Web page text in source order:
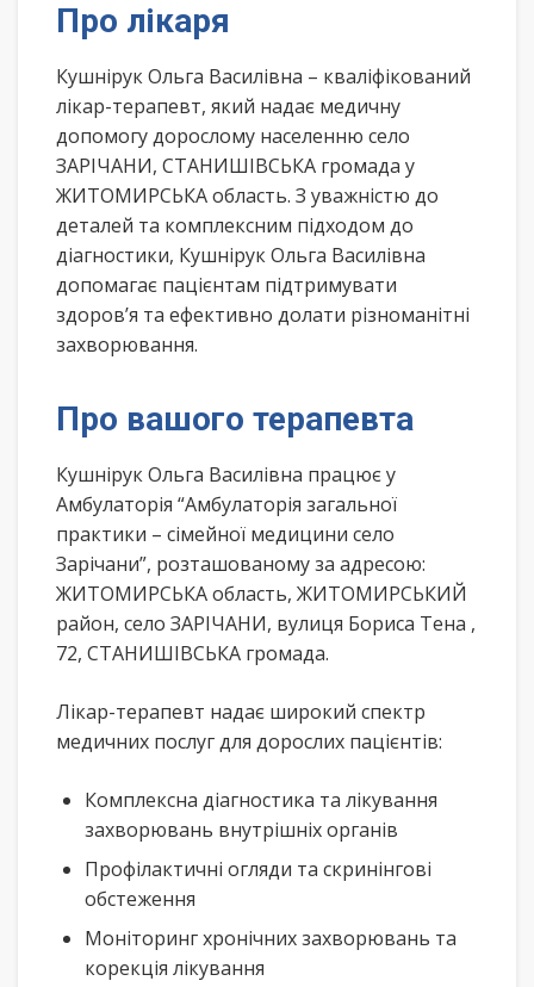
Про лікаря
Кушнірук Ольга Василівна – кваліфікований
лікар-терапевт, який надає медичну
допомогу дорослому населенню село
ЗАРІЧАНИ, СТАНИШІВСЬКА громада у
ЖИТОМИРСЬКА область. З уважністю до
деталей та комплексним підходом до
діагностики, Кушнірук Ольга Василівна
допомагає пацієнтам підтримувати
здоров’я та ефективно долати різноманітні
захворювання.
Про вашого терапевта
Кушнірук Ольга Василівна працює у
Амбулаторія “Амбулаторія загальної
практики – сімейної медицини село
Зарічани”, розташованому за адресою:
ЖИТОМИРСЬКА область, ЖИТОМИРСЬКИЙ
район, село ЗАРІЧАНИ, вулиця Бориса Тена ,
72, СТАНИШІВСЬКА громада.
Лікар-терапевт надає широкий спектр
медичних послуг для дорослих пацієнтів:
Комплексна діагностика та лікування
захворювань внутрішніх органів
Профілактичні огляди та скринінгові
обстеження
Моніторинг хронічних захворювань та
корекція лікування